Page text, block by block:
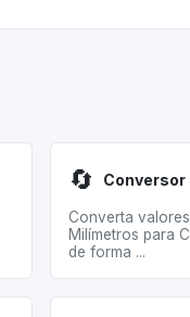
🔄
Converta
Milímetros para
de forma ...